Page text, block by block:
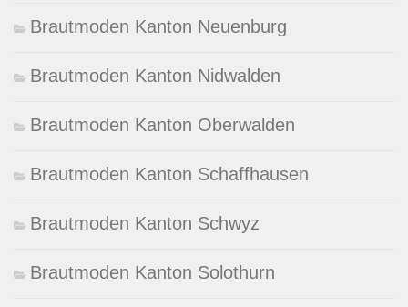
Brautmoden Kanton Neuenburg
Brautmoden Kanton Nidwalden
Brautmoden Kanton Oberwalden
Brautmoden Kanton Schaffhausen
Brautmoden Kanton Schwyz
Brautmoden Kanton Solothurn